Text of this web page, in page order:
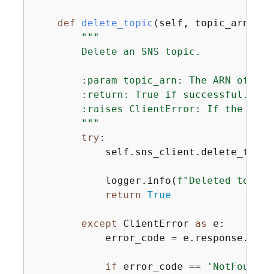
def delete_topic ( self, topic_arn:
"""
        Delete an SNS topic.
:param topic_arn: The ARN of
        :return: True if successful.
:raises ClientError: If the
        """
try :
            logger.info(
f"Deleted
return True
except ClientError as e:
error_code =
if error_code == 'NotFound'